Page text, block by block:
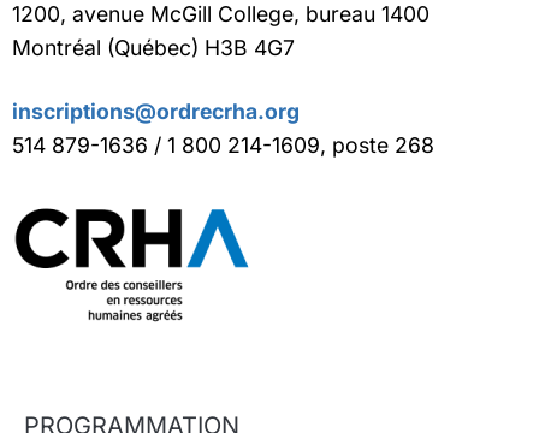
1200, avenue McGill College, bureau 1400
Montréal (Québec) H3B 4G7
inscriptions@ordrecrha.org
514 879-1636 / 1 800 214-1609, poste 268
PROGRAMMATION